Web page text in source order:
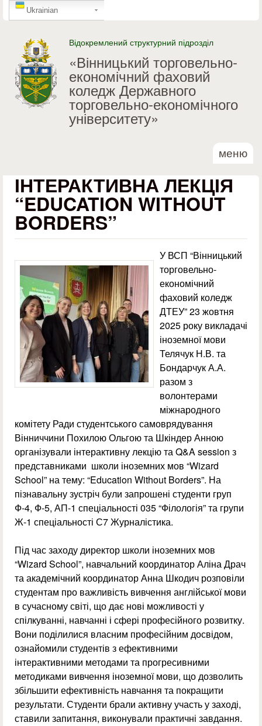
Перейти до основного
GTranslate
Ukrainian
Відокремлений структурний підрозділ
«Вінницький торговельно-
економічний фаховий
коледж Державного
торговельно-економічного
університету»
меню
ІНТЕРАКТИВНА ЛЕКЦІЯ
“EDUCATION WITHOUT
BORDERS”
У ВСП “Вінницький
торговельно-
економічний
фаховий коледж
ДТЕУ” 23 жовтня
2025 року викладачі
іноземної мови
Телячук Н.В. та
Бондарчук А.А.
разом з
волонтерами
міжнародного
комітету Ради студентського самоврядування
Вінниччини Похилою Ольгою та Шкіндер Анною
організували інтерактивну лекцію та Q&A session з
представниками школи іноземних мов “Wizard
School” на тему: “Education Without Borders”. На
пізнавальну зустріч були запрошені студенти груп
Ф-4, Ф-5, АП-1 спеціальності 035 “Філологія” та групи
Ж-1 спеціальності С7 Журналістика.
Під час заходу директор школи іноземних мов
“Wizard School”, навчальний координатор Аліна Драч
та академічний координатор Анна Шкодич розповіли
студентам про важливість вивчення англійської мови
в сучасному світі, що дає нові можливості у
спілкуванні, навчанні і сфері професійного розвитку.
Вони поділилися власним професійним досвідом,
ознайомили студентів з ефективними
інтерактивними методами та прогресивними
методиками вивчення іноземної мови, що дозволить
збільшити ефективність навчання та покращити
результати. Студенти брали активну участь у заході,
ставили запитання, виконували практичні завдання.